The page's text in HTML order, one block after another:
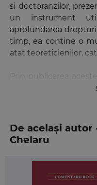
si doctoranzilor,
un instrument
aprofundarea
timp, ea contine o
atat teoreticienilor,
Prin publicarea
valorifice
care le-a
probleme care au
modificari si
analizate. Avem in
De același autor
Chelaru